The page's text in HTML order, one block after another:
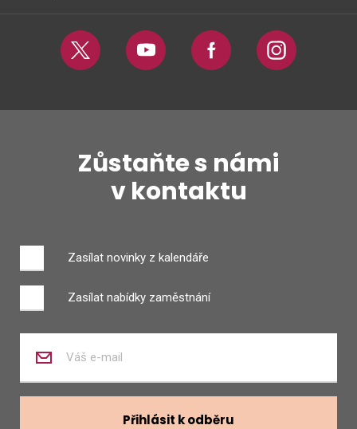
Twitter Youtube Facebook Instagram
Zůstaňte s námi
v kontaktu
Zasílat novinky z kalendáře
Zasílat nabídky zaměstnání
váš
mail
Přihlásit k odběru